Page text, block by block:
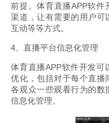
前提。体育直播APP软件
渠道，让有需要的用户可
互动等等方式。
4、直播平台信息化管理
体育直播APP软件开发可
优化，包括对于每个直播
各观众一些观看行为的数
信息化管理。